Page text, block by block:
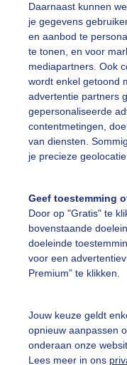
Daarnaast kunnen
je gegevens
en aanbod te
te tonen, en voor
mediapartners. Ook
wordt enkel getoond
advertentie partners
gepersonaliseerde
contentmetingen,
van diensten.
je precieze
Geef toestemming
Door op "Gratis" te
bovenstaande
doeleinde
voor een
Premium” te klikken.
Jouw keuze geldt
opnieuw aanpassen
onderaan onze
Lees meer in ons
slideshow
vragen